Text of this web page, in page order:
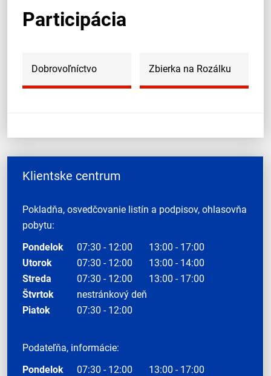
Participácia
Dobrovoľníctvo Zbierka na Rozálku
Klientske centrum
Pokladňa, osvedčovanie listín a podpisov, ohlasovňa
pobytu:
Pondelok
07:30 - 12:00
13:00 - 17:00
Utorok
07:30 - 12:00
13:00 - 14:00
Streda
07:30 - 12:00
13:00 - 17:00
Štvrtok
nestránkový deň
Piatok
07:30 - 12:00
Podateľňa, informácie:
Pondelok
07:30 - 12:00
13:00 - 17:00